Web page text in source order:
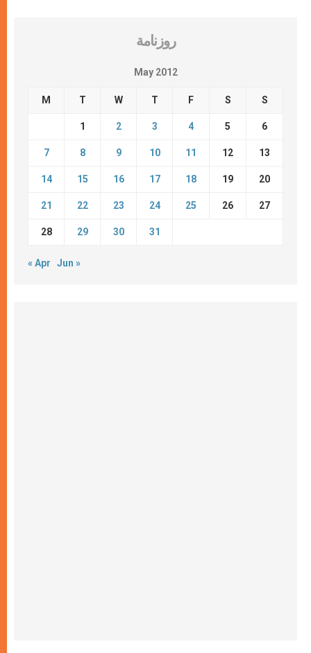
روزنامة
May 2012
M T W T F S S
1 2 3 4 5 6
7 8 9 10 11 12 13
14 15 16 17 18 19 20
21 22 23 24 25 26 27
28 29 30 31
« Apr Jun »